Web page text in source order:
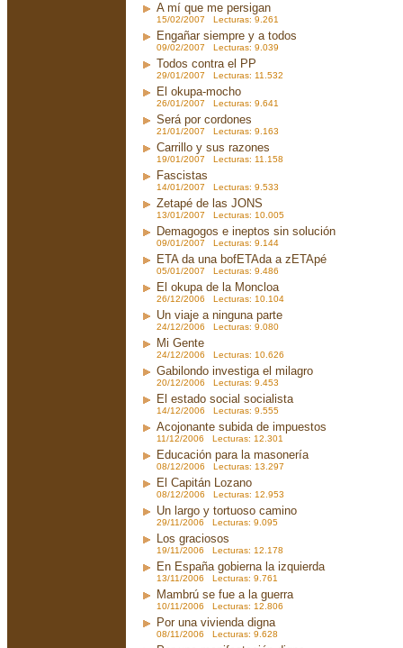
A mí que me persigan
15/02/2007 Lecturas: 9.261
Engañar siempre y a todos
09/02/2007 Lecturas: 9.039
Todos contra el PP
29/01/2007 Lecturas: 11.532
El okupa-mocho
26/01/2007 Lecturas: 9.641
Será por cordones
21/01/2007 Lecturas: 9.163
Carrillo y sus razones
19/01/2007 Lecturas: 11.158
Fascistas
14/01/2007 Lecturas: 9.533
Zetapé de las JONS
13/01/2007 Lecturas: 10.005
Demagogos e ineptos sin solución
09/01/2007 Lecturas: 9.144
ETA da una bofETAda a zETApé
05/01/2007 Lecturas: 9.486
El okupa de la Moncloa
26/12/2006 Lecturas: 10.104
Un viaje a ninguna parte
24/12/2006 Lecturas: 9.080
Mi Gente
24/12/2006 Lecturas: 10.626
Gabilondo investiga el milagro
20/12/2006 Lecturas: 9.453
El estado social socialista
14/12/2006 Lecturas: 9.555
Acojonante subida de impuestos
11/12/2006 Lecturas: 12.301
Educación para la masonería
08/12/2006 Lecturas: 13.297
El Capitán Lozano
08/12/2006 Lecturas: 12.953
Un largo y tortuoso camino
29/11/2006 Lecturas: 9.095
Los graciosos
19/11/2006 Lecturas: 12.178
En España gobierna la izquierda
13/11/2006 Lecturas: 9.761
Mambrú se fue a la guerra
10/11/2006 Lecturas: 12.806
Por una vivienda digna
08/11/2006 Lecturas: 9.628